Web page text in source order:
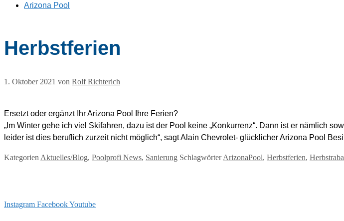
Arizona Pool
Herbstferien
1. Oktober 2021 von Rolf Richterich
Ersetzt oder ergänzt Ihr Arizona Pool Ihre Ferien?
„Im Winter gehe ich viel Skifahren, dazu ist der Pool keine „Konkurrenz“. Dann ist er nämlich
leider ist dies beruflich zurzeit nicht möglich“, sagt Alain Chevrolet- glücklicher Arizona Pool
Kategorien Aktuelles/Blog, Poolprofi News, Sanierung SchlagwörterArizonaPool, Herbstferien,
Instagram FacebookYoutube